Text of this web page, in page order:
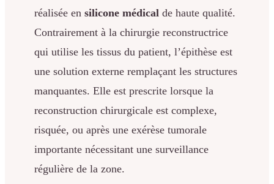
réalisée en silicone médical de haute qualité.
Contrairement à la chirurgie reconstructrice
qui utilise les tissus du patient, l’épithèse est
une solution externe remplaçant les structures
manquantes. Elle est prescrite lorsque la
reconstruction chirurgicale est complexe,
risquée, ou après une exérèse tumorale
importante nécessitant une surveillance
régulière de la zone.